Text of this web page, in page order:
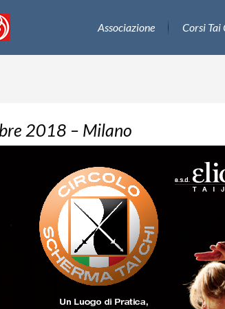
Associazione Corsi Tai
2018 – Milano